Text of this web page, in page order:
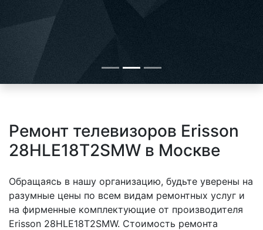
Ремонт телевизоров Erisson
28HLE18T2SMW в Москве
Обращаясь в нашу организацию, будьте уверены на
разумные цены по всем видам ремонтных услуг и
на фирменные комплектующие от производителя
Erisson 28HLE18T2SMW. Стоимость ремонта